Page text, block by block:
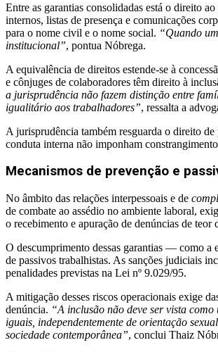
Entre as garantias consolidadas está o direito
internos, listas de presença e comunicações
para o nome civil e o nome social. “Quando
institucional”, pontua Nóbrega.
A equivalência de direitos estende-se à
e cônjuges de colaboradores têm direito à
a jurisprudência não fazem distinção entre
igualitário aos trabalhadores”, ressalta a
A jurisprudência também resguarda o direito
conduta interna não imponham
Mecanismos de prevenção e
No âmbito das relações interpessoais e de
de combate ao assédio no ambiente laboral,
o recebimento e apuração de denúncias de
O descumprimento dessas garantias — como a
de passivos trabalhistas. As sanções judiciais
penalidades previstas na Lei nº 9.029/95.
A mitigação desses riscos operacionais exige
denúncia. “A inclusão não deve ser vista
iguais, independentemente de orientação
sociedade contemporânea”, conclui Thaiz